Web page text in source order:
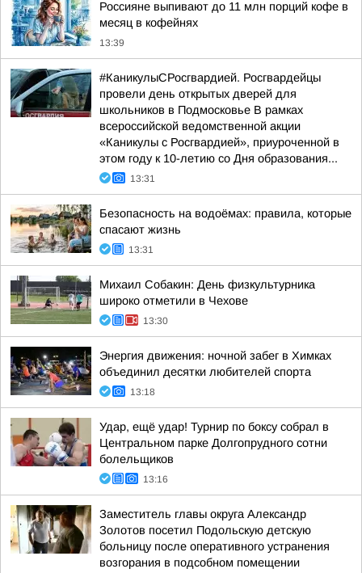
Россияне выпивают до 11 млн порций кофе в
месяц в кофейнях
13:39
#КаникулыСРосгвардией. Росгвардейцы
провели день открытых дверей для
школьников в Подмосковье В рамках
всероссийской ведомственной акции
«Каникулы с Росгвардией», приуроченной в
этом году к 10-летию со Дня образования...
13:31
Безопасность на водоёмах: правила, которые
спасают жизнь
13:31
Михаил Собакин: День физкультурника
широко отметили в Чехове
13:30
Энергия движения: ночной забег в Химках
объединил десятки любителей спорта
13:18
Удар, ещё удар! Турнир по боксу собрал в
Центральном парке Долгопрудного сотни
болельщиков
13:16
Заместитель главы округа Александр
Золотов посетил Подольскую детскую
больницу после оперативного устранения
возгорания в подсобном помещении